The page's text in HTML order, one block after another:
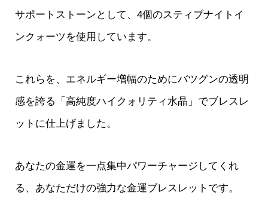
サポートストーンとして、4個のスティブナイトイ
ンクォーツを使用しています。
これらを、エネルギー増幅のためにバツグンの透明
感を誇る「高純度ハイクォリティ水晶」でブレスレ
ットに仕上げました。
あなたの金運を一点集中パワーチャージしてくれ
る、あなただけの強力な金運ブレスレットです。